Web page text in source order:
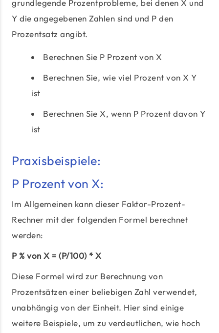
grundlegende Prozentprobleme, bei denen X und
Y die angegebenen Zahlen sind und P den
Prozentsatz angibt.
Berechnen Sie P Prozent von X
Berechnen Sie, wie viel Prozent von X Y
ist
Berechnen Sie X, wenn P Prozent davon Y
ist
Praxisbeispiele:
P Prozent von X:
Im Allgemeinen kann dieser Faktor-Prozent-
Rechner mit der folgenden Formel berechnet
werden:
P % von X = (P/100) * X
Diese Formel wird zur Berechnung von
Prozentsätzen einer beliebigen Zahl verwendet,
unabhängig von der Einheit. Hier sind einige
weitere Beispiele, um zu verdeutlichen, wie hoch